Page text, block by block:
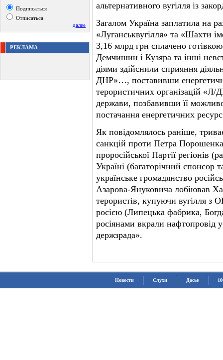
Подписаться
Отписаться
далее
РЕКЛАМА
альтернативного вугілля із
Загалом Україна заплатила на
«Луганськвугілля» та «Шахти
3,16 млрд грн сплачено
Демчишин і Кузяра та інші
діями здійснили сприяння
ДНР»…, поставивши
терористичних організацій «Л/
держави, позбавивши її
постачання енергетичних
Як повідомлялось раніше,
санкцій проти Петра
проросійської Партії регіонів
Україні (багаторічний
українське громадянство
Азарова-Януковича лобіював
терористів, купуючи вугілля з
росією (Липецька фабрика,
росіянами вкрали нафтопровід
держзрада».
Новости Слухи Досье